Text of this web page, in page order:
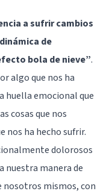
a sufrir cambios
de
bola de nieve”.
algo que nos ha
huella emocional que
cosas que nos
nos ha hecho sufrir.
dolorosos
nuestra manera de
nosotros mismos, con